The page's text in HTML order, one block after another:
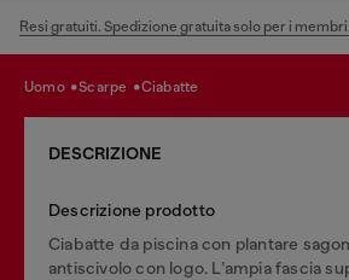
Resi gratuiti. Spedizione gratuita solo per i membri.
uomo scarpe ciabatte
DESCRIZIONE
Descrizione prodotto
Ciabatte da piscina con plantare
antiscivolo con logo. L’ampia fascia